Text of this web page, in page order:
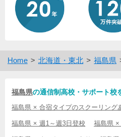
Home 北海道・東北 福島県
福島県の通信制高校・サポート校
福島県 × 合宿タイプのスクーリング
福島県 × 週1～週3日登校 福島県 ×